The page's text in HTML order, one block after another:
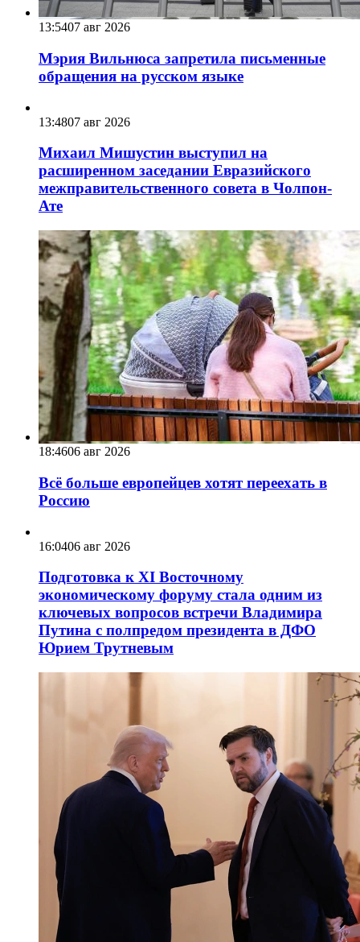
13:5407 авг 2026
Мэрия Вильнюса запретила письменные
обращения на русском языке
13:4807 авг 2026
Михаил Мишустин выступил на
расширенном заседании Евразийского
межправительственного совета в Чолпон-
Ате
18:4606 авг 2026
Всё больше европейцев хотят переехать в
Россию
16:0406 авг 2026
Подготовка к XI Восточному
экономическому форуму стала одним из
ключевых вопросов встречи Владимира
Путина с полпредом президента в ДФО
Юрием Трутневым